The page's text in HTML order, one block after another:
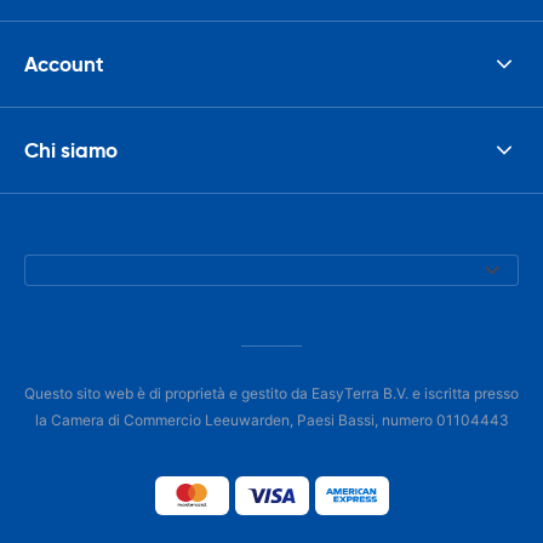
Account
Chi siamo
Questo sito web è di proprietà e gestito da EasyTerra B.V. e iscritta presso
la Camera di Commercio Leeuwarden, Paesi Bassi, numero 01104443